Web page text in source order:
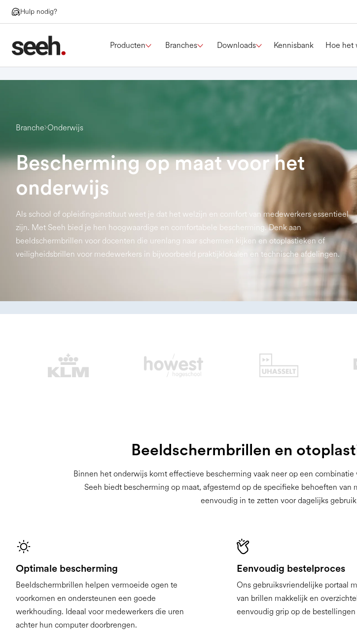
Hulp nodig?
Producten Branches Downloads Kennisbank Hoe het
Branche Onderwijs
Bescherming op maat voor het
onderwijs
Als school of opleidingsinstituut weet je dat het welzijn en comfort van medewerkers essentieel
zijn. Met Seeh bied je hen hoogwaardige en comfortabele bescherming. Denk aan
beeldschermbrillen voor docenten die urenlang naar schermen kijken en otoplastieken of
veiligheidsbrillen voor medewerkers in bijvoorbeeld praktijklokalen en technische afdelingen.
Beeldschermbrillen en
Binnen het onderwijs komt effectieve bescherming vaak neer op een
Seeh biedt bescherming op maat, afgestemd op de specifieke behoeften
eenvoudig in te zetten voor dagelijks
Optimale bescherming
Beeldschermbrillen helpen vermoeide ogen te
voorkomen en ondersteunen een goede
werkhouding. Ideaal voor medewerkers die uren
achter hun computer doorbrengen.
Eenvoudig bestelproces
Ons gebruiksvriendelijke portaal
van brillen makkelijk en
eenvoudig grip op de